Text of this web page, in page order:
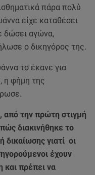
πάρα πολύ
είχε καταθέσει
δώσει αγώνα,
ο δικηγόρος της.
το έκανε για
η φήμη της
από την πρώτη στιγμή
διακινήθηκε το
δικαίωσης γιατί οι
έχουν
και πρέπει να